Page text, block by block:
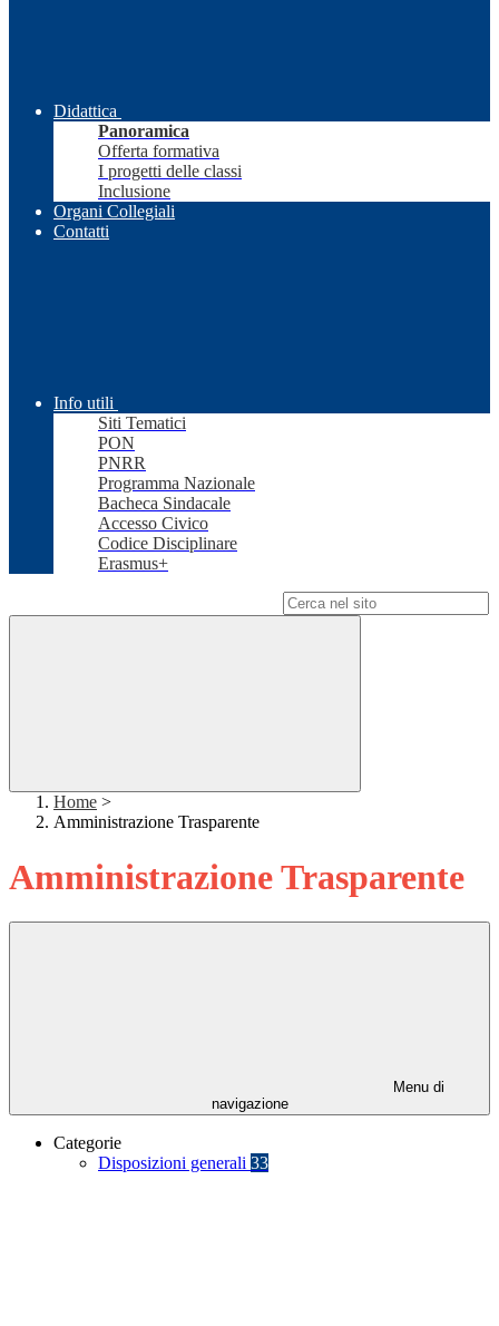
Didattica
Panoramica
Offerta formativa
I progetti delle classi
Inclusione
Organi Collegiali
Contatti
Info utili
Siti Tematici
PON
PNRR
Programma Nazionale
Bacheca Sindacale
Accesso Civico
Codice Disciplinare
Erasmus+
Home >
Amministrazione Trasparente
Amministrazione Trasparente
Menu di
navigazione
Categorie
Disposizioni generali 33